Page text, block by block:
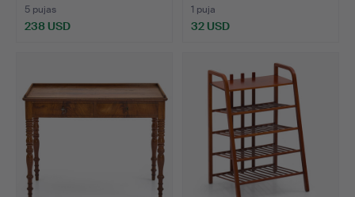
5 pujas
238 USD
1 puja
32 USD